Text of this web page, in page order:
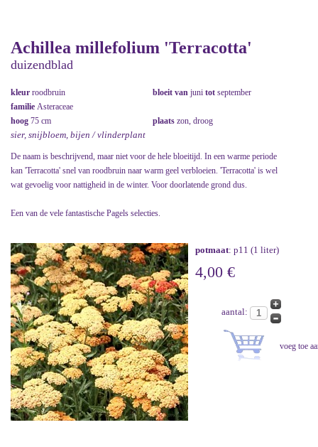
Achillea millefolium 'Terracotta'
duizendblad
kleur roodbruin bloeit van juni tot september
familie Asteraceae
hoog 75 cm plaats zon, droog
sier, snijbloem, bijen / vlinderplant
De naam is beschrijvend, maar niet voor de hele bloeitijd. In een warme periode
kan 'Terracotta' snel van roodbruin naar warm geel verbloeien. 'Terracotta' is wel
wat gevoelig voor nattigheid in de winter. Voor doorlatende grond dus.
Een van de vele fantastische Pagels selecties.
potmaat: p11 (1 liter)
4,00 €
aantal: